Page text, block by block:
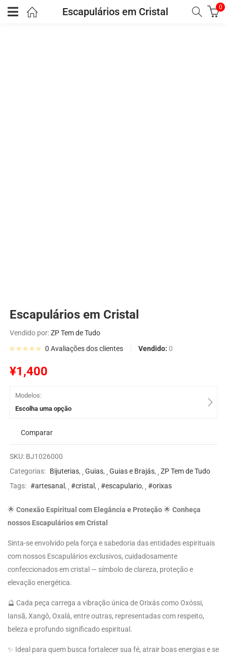
Escapulários em Cristal 0
Escapulários em Cristal
Vendido por:ZP Tem de Tudo
0 Avaliações dos clientes Vendido:0
¥1,400
Modelos:
Escolha uma opção
Comparar
SKU: BJ1026000
Categorias: Bijuterias, Guias, Guias e Brajás,
ZP Tem de Tudo
Tags: #artesanal , #cristal , #escapulario, #orixas
🌟 Conexão Espiritual com Elegância e Proteção🌟 Conheça
nossos Escapulários em Cristal
Sinta-se envolvido pela força e sabedoria das entidades espirituais
com nossos Escapulários exclusivos, cuidadosamente
confeccionados em cristal — símbolo de clareza, proteção e
elevação energética.
🔮 Cada peça carrega a vibração única de Orixás como Oxóssi,
Iansã, Xangô, Oxalá, entre outras, representadas com respeito,
beleza e profundo significado espiritual.
✨ Ideal para quem busca fortalecer sua fé, atrair boas energias e se